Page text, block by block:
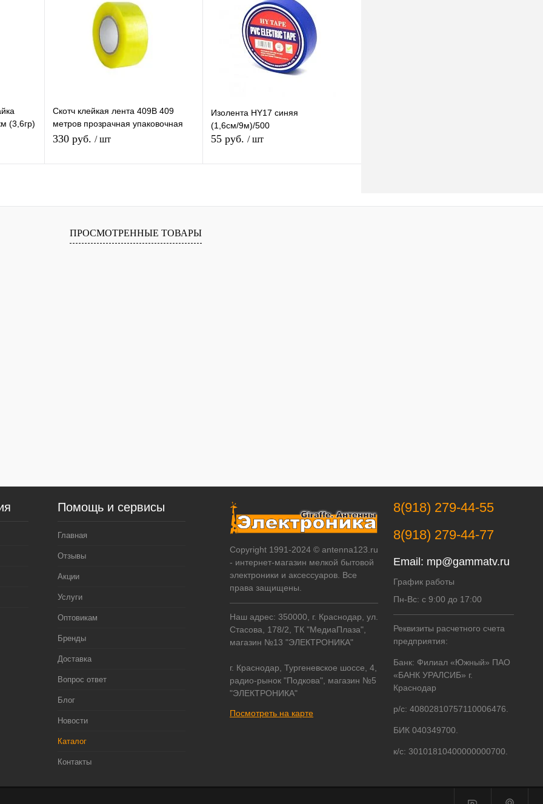
Купить в 1 клик
В избранное В наличии
Купить в 1 клик К сравнению
В избранное В наличии
(3,6гр)
Скотч клейкая лента 409B 409
метров прозрачная упаковочная
лента скотч 55мм х 409м
330 руб. / шт
В избранное В наличии
Изолента HY17 синяя
(1,6см/9м)/500
55 руб. / шт
ПРОСМОТРЕННЫЕ ТОВАРЫ
Помощь и сервисы
Главная
Отзывы
Акции
Услуги
Оптовикам
Бренды
Доставка
Вопрос ответ
Блог
Новости
Каталог
Контакты
Copyright 1991-2024 © antenna123.ru
- интернет-магазин мелкой бытовой
электроники и аксессуаров. Все
права защищены.
Наш адрес: 350000, г. Краснодар, ул.
Стасова, 178/2, ТК "МедиаПлаза",
магазин №13 "ЭЛЕКТРОНИКА"
г. Краснодар, Тургеневское шоссе, 4,
радио-рынок "Подкова", магазин №5
"ЭЛЕКТРОНИКА"
Посмотреть на карте
8(918) 279-44-55
8(918) 279-44-77
Email: mp@gammatv.ru
График работы
Пн-Вс: с 9:00 до 17:00
Реквизиты расчетного счета
предприятия:
Банк: Филиал «Южный» ПАО
«БАНК УРАЛСИБ» г.
Краснодар
р/с: 40802810757110006476.
БИК 040349700.
к/с: 30101810400000000700.